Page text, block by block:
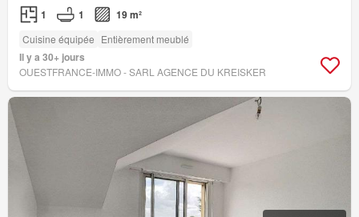
1 1 19 m²
Cuisine équipée Entièrement meublé
Il y a 30+ jours
OUESTFRANCE-IMMO - SARL AGENCE DU KREISKER